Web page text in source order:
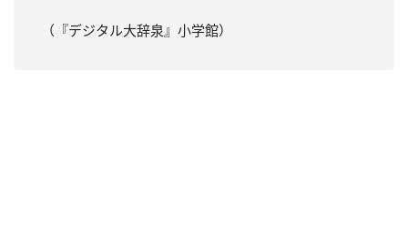
（『デジタル大辞泉』小学館）